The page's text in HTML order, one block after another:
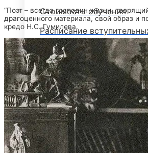
Стоимость обучения
Расписание
Сроки зачисления
Сроки подачи документов
Программы
Основные сведения о ЕГЭ
Перечень необходимых
План приема
“Поэт – всегда господин жизни,
драгоценного материала, свой образ и
кредо Н.С. Гумилева.